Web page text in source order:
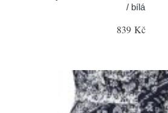
/ bílá
839 Kč